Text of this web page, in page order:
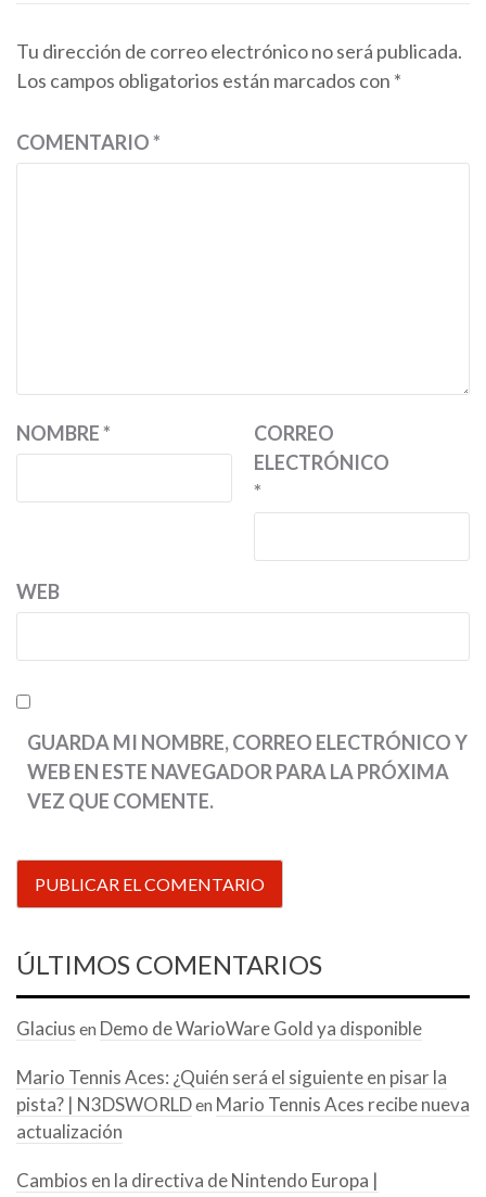
Tu dirección de correo electrónico no será publicada.
Los campos obligatorios están marcados con *
COMENTARIO*
NOMBRE*
CORREO
ELECTRÓNICO
*
WEB
GUARDA MI NOMBRE, CORREO ELECTRÓNICO Y
WEB EN ESTE NAVEGADOR PARA LA PRÓXIMA
VEZ QUE COMENTE.
ÚLTIMOS COMENTARIOS
Glacius en Demo de WarioWare Gold ya disponible
Mario Tennis Aces: ¿Quién será el siguiente en pisar la
pista? | N3DSWORLDen Mario Tennis Aces recibe nueva
actualización
Cambios en la directiva de Nintendo Europa |